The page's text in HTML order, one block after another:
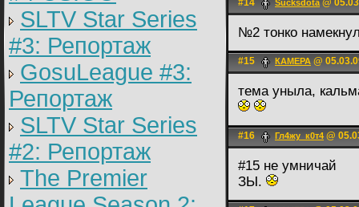
SLTV Star Series
#3: Репортаж
GosuLeague #3:
Репортаж
SLTV Star Series
#2: Репортаж
The Premier
#14 Sucksdota@
№2 тонко
#15 КАМЕРА @
тема уныла,
#16 Гл4жу_к0т4 @
#15 не умничай
ЗЫ.